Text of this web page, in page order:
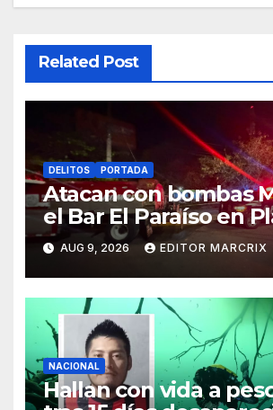
Related Post
DELITOS PORTADA
Atacan con bombas
el Bar El Paraíso en
Carmen
AUG 9, 2026 EDITOR MARCRIX
NACIONAL
Hallan con vida a